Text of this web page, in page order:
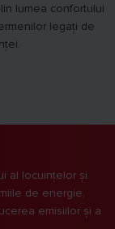
lumea confortului
legați de
al locuințelor și
de energie,
emisiilor și a